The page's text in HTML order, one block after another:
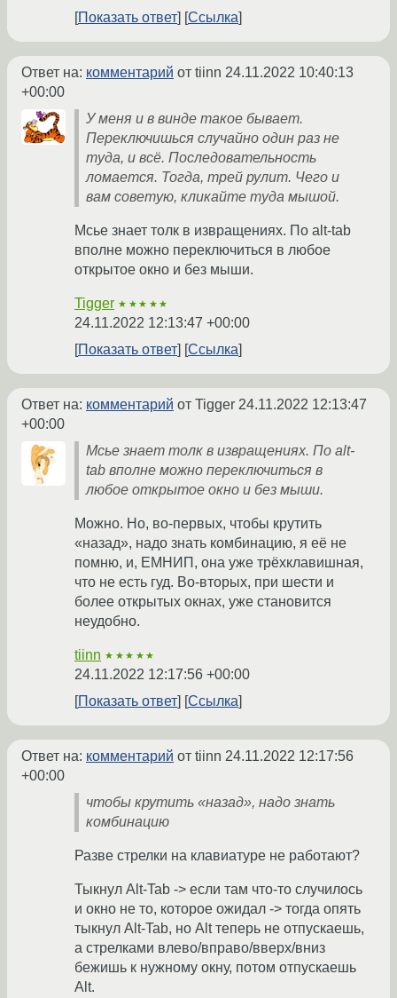
Показать ответ
Ссылка
Ответ на: комментарий от tiinn 24.11.2022 10:40:13
+00:00
У меня и в винде такое бывает.
Переключишься случайно один раз не
туда, и всё. Последовательность
ломается. Тогда, трей рулит. Чего и
вам советую, кликайте туда мышой.
Мсье знает толк в извращениях. По alt-tab
вполне можно переключиться в любое
открытое окно и без мыши.
Tigger ★★★★★
24.11.2022 12:13:47 +00:00
Показать ответ
Ссылка
Ответ на: комментарий от Tigger 24.11.2022 12:13:47
+00:00
Мсье знает толк в извращениях. По alt-
tab вполне можно переключиться в
любое открытое окно и без мыши.
Можно. Но, во-первых, чтобы крутить
«назад», надо знать комбинацию, я её не
помню, и, ЕМНИП, она уже трёхклавишная,
что не есть гуд. Во-вторых, при шести и
более открытых окнах, уже становится
неудобно.
tiinn ★★★★★
24.11.2022 12:17:56 +00:00
Показать ответ
Ссылка
Ответ на: комментарий от tiinn 24.11.2022 12:17:56
+00:00
чтобы крутить «назад», надо знать
комбинацию
Разве стрелки на клавиатуре не работают?
Тыкнул Alt-Tab -> если там что-то случилось
и окно не то, которое ожидал -> тогда опять
тыкнул Alt-Tab, но Alt теперь не отпускаешь,
а стрелками влево/вправо/вверх/вниз
бежишь к нужному окну, потом отпускаешь
Alt.